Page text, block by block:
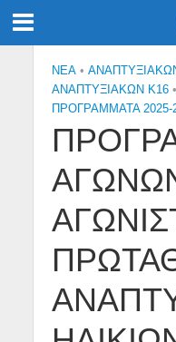
NEA •
ΑΝΑΠΤΥΞΙΑΚΩΝ Κ16 •
ΠΡΟΓΡΑΜΜΑΤΑ 2025-